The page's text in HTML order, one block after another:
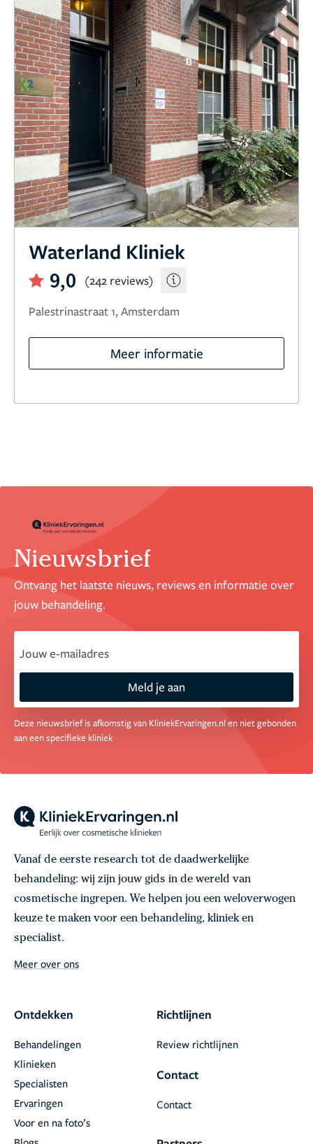
Waterland Kliniek
9,0
(242 reviews)
Palestrinastraat 1, Amsterdam
Meer informatie
Nieuwsbrief
Ontvang het laatste nieuws, reviews en informatie over
jouw behandeling.
Meld je aan
Deze nieuwsbrief is afkomstig van KliniekErvaringen.nl en niet gebonden
aan een specifieke kliniek
Vanaf de eerste research tot de daadwerkelijke
behandeling: wij zijn jouw gids in de wereld van
cosmetische ingrepen. We helpen jou een weloverwogen
keuze te maken voor een behandeling, kliniek en
specialist.
Meer over ons
Ontdekken
Behandelingen
Klinieken
Specialisten
Ervaringen
Voor en na foto’s
Richtlijnen
Review richtlijnen
Contact
Contact